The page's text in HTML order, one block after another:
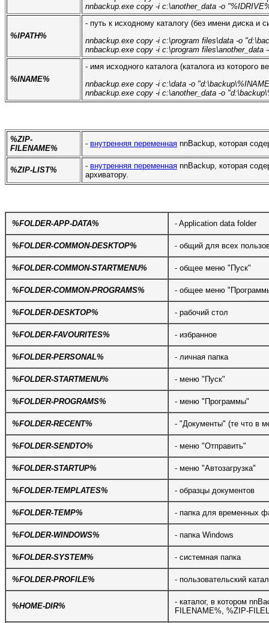
nnbackup.exe copy -i c:\another_data -o
%IPATH%
- путь к исходному каталогу (без имени диска и
nnbackup.exe copy -i c:\program files\data -o
nnbackup.exe copy -i c:\program files\another_data
%INAME%
- имя исходного каталога (каталога из которого
nnbackup.exe copy -i c:\data -o
nnbackup.exe copy -i c:\another_data -o
%ZIP-
FILENAME%
- внутренняя переменная nnBackup, которая
%ZIP-LIST% - внутренняя переменная nnBackup, которая
архиватору.
%FOLDER-APP-DATA% - Application data folder
%FOLDER-COMMON-DESKTOP% - общий для всех
%FOLDER-COMMON-STARTMENU% - общее меню "Пуск"
%FOLDER-COMMON-PROGRAMS% - общее меню
%FOLDER-DESKTOP% - рабочий стол
%FOLDER-FAVOURITES% - избранное
%FOLDER-PERSONAL% - личная папка
%FOLDER-STARTMENU% - меню "Пуск"
%FOLDER-PROGRAMS% - меню "Программы"
%FOLDER-RECENT% - "Документы" (те что в
%FOLDER-SENDTO% - меню "Отправить"
%FOLDER-STARTUP% - меню "Автозагрузка"
%FOLDER-TEMPLATES% - образцы документов
%FOLDER-TEMP% - папка для временных
%FOLDER-WINDOWS% - папка Windows
%FOLDER-SYSTEM% - системная папка
%FOLDER-PROFILE% - пользовательский
%HOME-DIR%
- каталог, в котором
FILENAME%, %ZIP-